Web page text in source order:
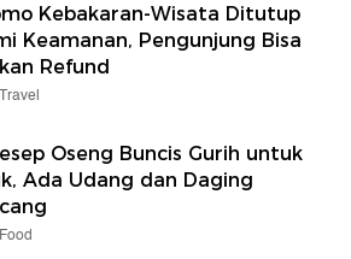
Kebakaran-Wisata Ditutup
Keamanan, Pengunjung Bisa
Refund
Oseng Buncis Gurih untuk
Ada Udang dan Daging